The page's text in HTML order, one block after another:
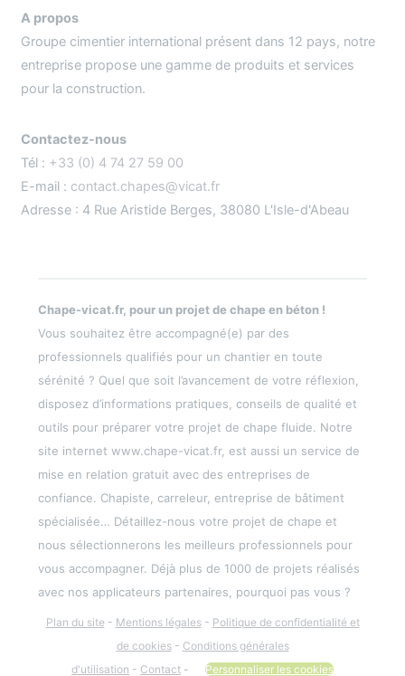
A propos
Groupe cimentier international présent dans 12 pays, notre
entreprise propose une gamme de produits et services
pour la construction.
Contactez-nous
Tél : +33 (0) 4 74 27 59 00
E-mail : contact.chapes@vicat.fr
Adresse : 4 Rue Aristide Berges, 38080 L'Isle-d'Abeau
Chape-vicat.fr, pour un projet de chape en béton !
Vous souhaitez être accompagné(e) par des
professionnels qualifiés pour un chantier en toute
sérénité ? Quel que soit l’avancement de votre réflexion,
disposez d’informations pratiques, conseils de qualité et
outils pour préparer votre projet de chape fluide. Notre
site internet www.chape-vicat.fr, est aussi un service de
mise en relation gratuit avec des entreprises de
confiance. Chapiste, carreleur, entreprise de bâtiment
spécialisée… Détaillez-nous votre projet de chape et
nous sélectionnerons les meilleurs professionnels pour
vous accompagner. Déjà plus de 1000 de projets réalisés
avec nos applicateurs partenaires, pourquoi pas vous ?
Plan du site - Mentions légales- Politique de confidentialité et
de cookies- Conditions générales
d'utilisation - Contact - Personnaliser les cookies